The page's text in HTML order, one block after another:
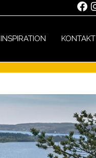
INSPIRATION KONTAKT